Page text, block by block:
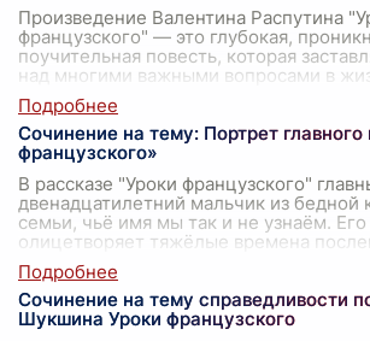
Произведение Валентина Распутина
французского" — это глубокая,
поучительная повесть, которая
над многими важными вопросами в
Сочинение на тему: Портрет главного
французского»
В рассказе "Уроки французского"
двенадцатилетний мальчик из бедной
семьи, чьё имя мы так и не узнаём. Его
олицетворяет тяжёлые времена
Сочинение на тему справедливости
Шукшина Уроки французского